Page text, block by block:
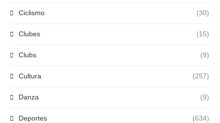
Ciclismo (30)
Clubes (15)
Clubs (9)
Cultura (257)
Danza (9)
Deportes (634)